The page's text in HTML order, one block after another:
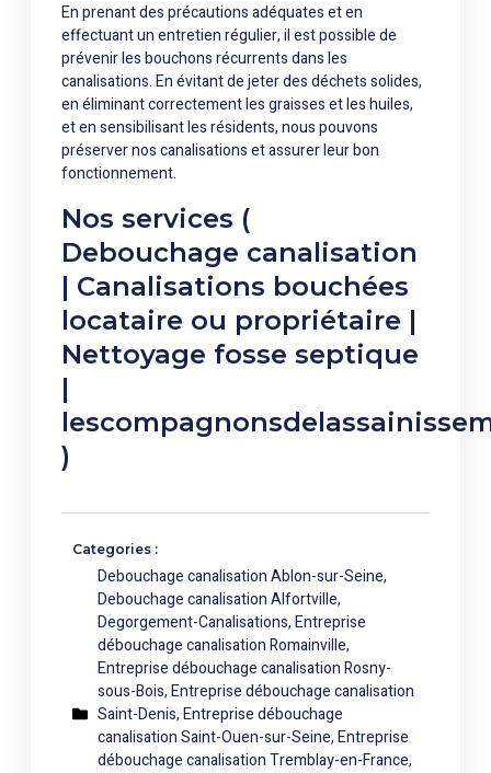
En prenant des précautions adéquates et en
effectuant un entretien régulier, il est possible de
prévenir les bouchons récurrents dans les
canalisations. En évitant de jeter des déchets solides,
en éliminant correctement les graisses et les huiles,
et en sensibilisant les résidents, nous pouvons
préserver nos canalisations et assurer leur bon
fonctionnement.
Nos services (
Debouchage canalisation
| Canalisations bouchées
locataire ou propriétaire |
Nettoyage fosse septique
|
)
Categories :
Debouchage canalisation Ablon-sur-Seine,
Debouchage canalisation Alfortville,
Degorgement-Canalisations,Entreprise
débouchage canalisation Romainville,
Entreprise débouchage canalisation Rosny-
sous-Bois,Entreprise débouchage canalisation
Saint-Denis,Entreprise débouchage
canalisation Saint-Ouen-sur-Seine,Entreprise
débouchage canalisation Tremblay-en-France,